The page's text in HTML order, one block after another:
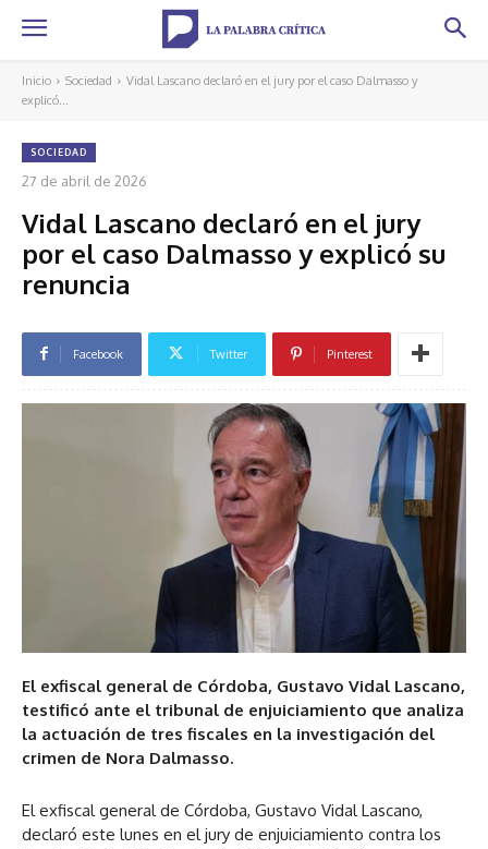
Inicio Sociedad
Vidal Lascano declaró en el jury por el caso Dalmasso y
explicó...
SOCIEDAD
27 de abril de 2026
Vidal Lascano declaró en el jury
por el caso Dalmasso y explicó su
renuncia
Facebook Twitter Pinterest
El exfiscal general de Córdoba, Gustavo Vidal Lascano,
testificó ante el tribunal de enjuiciamiento que analiza
la actuación de tres fiscales en la investigación del
crimen de Nora Dalmasso.
El exfiscal general de Córdoba, Gustavo Vidal Lascano,
declaró este lunes en el jury de enjuiciamiento contra los